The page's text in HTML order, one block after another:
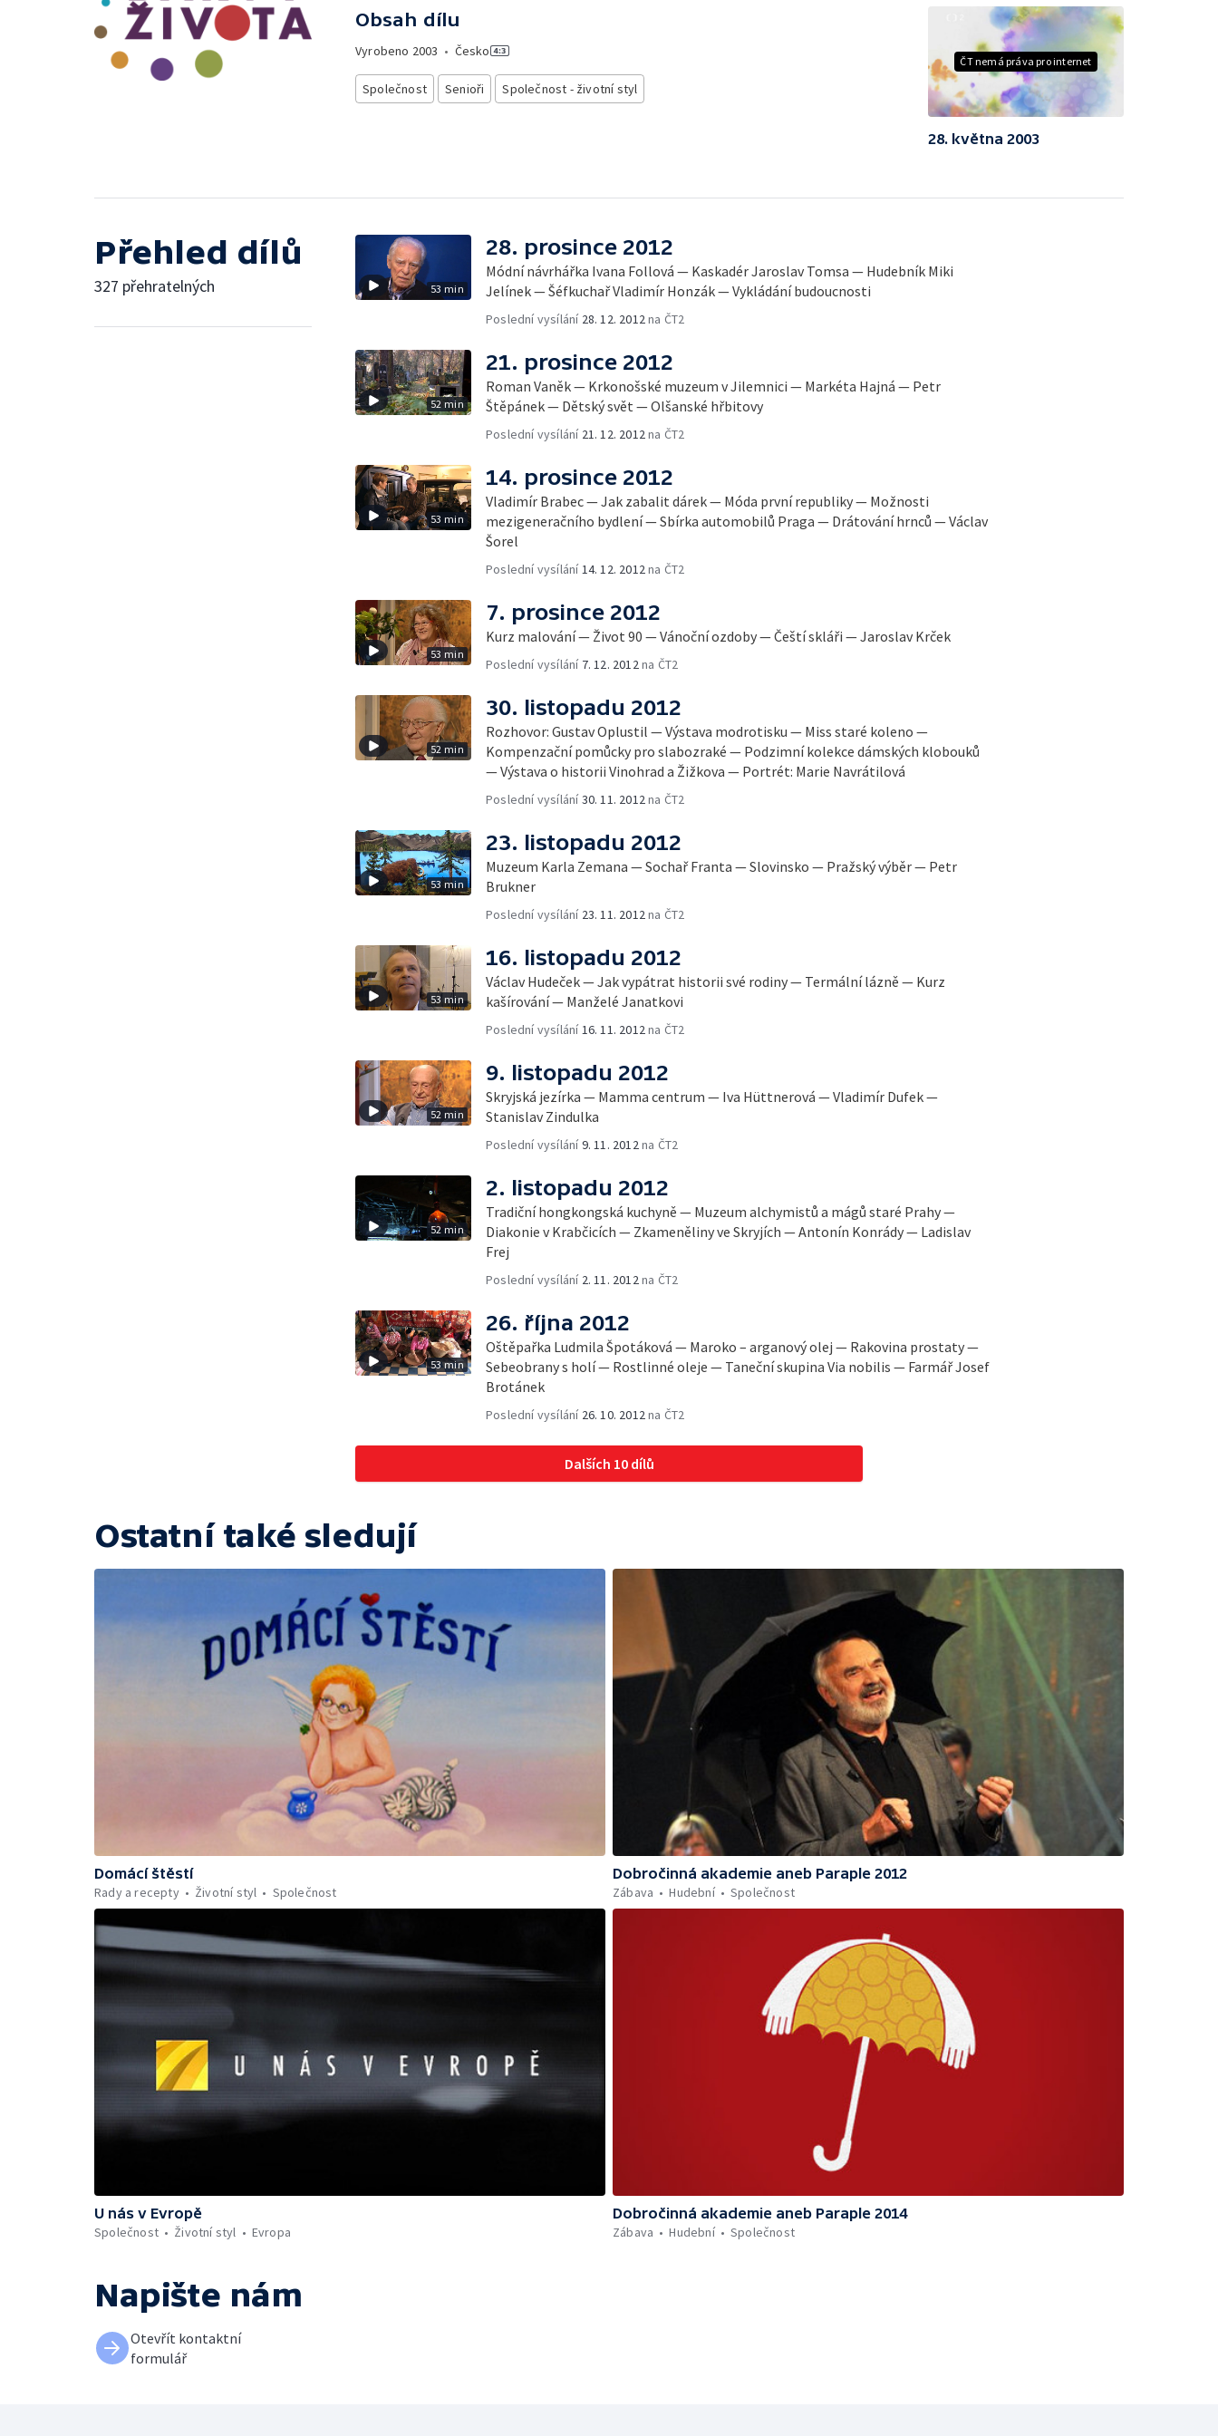
Obsah dílu
Vyrobeno 2003 • Česko
Společnost Senioři Společnost - životní styl
ČT nemá práva pro internet
28. května 2003
Přehled dílů
327 přehratelných 53 min
28. prosince 2012
Módní návrhářka Ivana Follová — Kaskadér Jaroslav Tomsa — Hudebník Miki
Jelínek — Šéfkuchař Vladimír Honzák — Vykládání budoucnosti
Poslední vysílání 28. 12. 2012 na ČT2
52 min
21. prosince 2012
Roman Vaněk — Krkonošské muzeum v Jilemnici — Markéta Hajná — Petr
Štěpánek — Dětský svět — Olšanské hřbitovy
Poslední vysílání 21. 12. 2012 na ČT2
53 min
14. prosince 2012
Vladimír Brabec — Jak zabalit dárek — Móda první republiky — Možnosti
mezigeneračního bydlení — Sbírka automobilů Praga — Drátování hrnců — Václav
Šorel
Poslední vysílání 14. 12. 2012 na ČT2
53 min
7. prosince 2012
Kurz malování — Život 90 — Vánoční ozdoby — Čeští skláři — Jaroslav Krček
Poslední vysílání 7. 12. 2012 na ČT2
52 min
30. listopadu 2012
Rozhovor: Gustav Oplustil — Výstava modrotisku — Miss staré koleno —
Kompenzační pomůcky pro slabozraké — Podzimní kolekce dámských klobouků
— Výstava o historii Vinohrad a Žižkova — Portrét: Marie Navrátilová
Poslední vysílání30. 11. 2012 na ČT2
53 min
23. listopadu 2012
Muzeum Karla Zemana — Sochař Franta — Slovinsko — Pražský výběr — Petr
Brukner
Poslední vysílání 23. 11. 2012 na ČT2
53 min
16. listopadu 2012
Václav Hudeček — Jak vypátrat historii své rodiny — Termální lázně — Kurz
kašírování — Manželé Janatkovi
Poslední vysílání 16. 11. 2012 na ČT2
52 min
9. listopadu 2012
Skryjská jezírka — Mamma centrum — Iva Hüttnerová — Vladimír Dufek —
Stanislav Zindulka
Poslední vysílání9. 11. 2012 na ČT2
52 min
2. listopadu 2012
Tradiční hongkongská kuchyně — Muzeum alchymistů a mágů staré Prahy —
Diakonie v Krabčicích — Zkameněliny ve Skryjích — Antonín Konrády — Ladislav
Frej
Poslední vysílání 2. 11. 2012 na ČT2
53 min
26. října 2012
Oštěpařka Ludmila Špotáková — Maroko – arganový olej — Rakovina prostaty —
Sebeobrany s holí — Rostlinné oleje — Taneční skupina Via nobilis — Farmář Josef
Brotánek
Poslední vysílání 26. 10. 2012 na ČT2
Dalších 10 dílů
Ostatní také sledují
Domácí štěstí
Rady a recepty
Životní styl Společnost
Dobročinná akademie aneb Paraple 2012
Zábava
Hudební Společnost
U nás v Evropě
Společnost
Životní styl Evropa
Dobročinná akademie aneb Paraple 2014
Zábava
Hudební Společnost
Napište nám
Otevřít kontaktní
formulář